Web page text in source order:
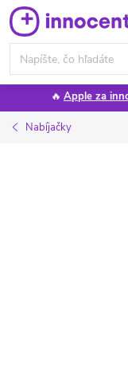
Prejsť
na
obsah
🔥 Apple za
Nabíjačky